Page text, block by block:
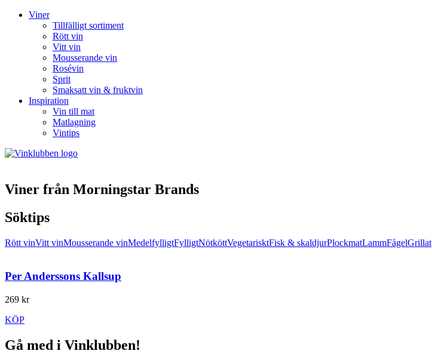
Viner
Tillfälligt sortiment
Rött vin
Vitt vin
Mousserande vin
Rosévin
Sprit
Smaksatt vin & fruktvin
Inspiration
Vin till mat
Matlagning
Vintips
Viner från Morningstar Brands
Söktips
Rött vinVitt vinMousserande vinMedelfylligtFylligtNötköttVegetarisktFisk & skaldjurPlockmatLammFågelGrillat
Per Anderssons Kallsup
269 kr
KÖP
Gå med i Vinklubben!